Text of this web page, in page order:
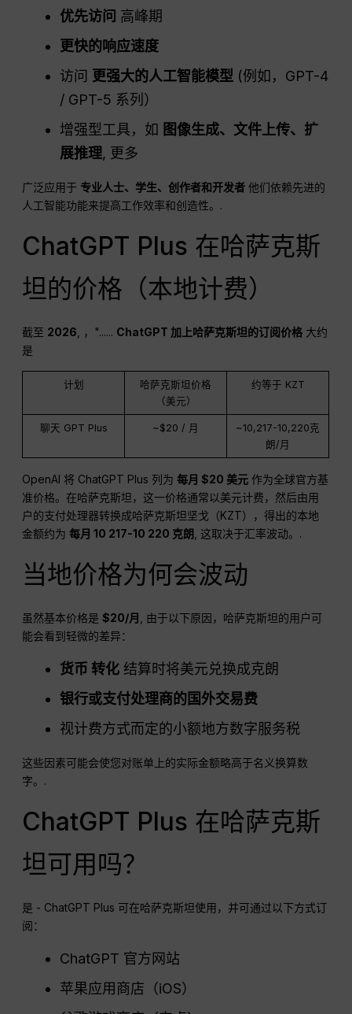
优先访问 高峰期
更快的响应速度
访问 更强大的人工智能模型 (例如，GPT-4
/ GPT-5 系列）
增强型工具，如 图像生成、文件上传、扩
展推理, 更多
广泛应用于 专业人士、学生、创作者和开发者 他们依赖先进的
人工智能功能来提高工作效率和创造性。.
ChatGPT Plus 在哈萨克斯
坦的价格（本地计费）
截至 2026 , ，"...... ChatGPT 加上哈萨克斯坦的订阅价格 大约
是
计划
哈萨克斯坦价格
（美元）
约等于 KZT
聊天 GPT Plus ~$20 / 月
~10,217-10,220克
朗/月
OpenAI 将 ChatGPT Plus 列为每月 $20 美元 作为全球官方基
准价格。在哈萨克斯坦，这一价格通常以美元计费，然后由用
户的支付处理器转换成哈萨克斯坦坚戈（KZT），得出的本地
金额约为每月 10 217-10 220 克朗 , 这取决于汇率波动。.
当地价格为何会波动
虽然基本价格是$20/月
, 由于以下原因，哈萨克斯坦的用户可
能会看到轻微的差异：
货币 转化 结算时将美元兑换成克朗
银行或支付处理商的国外交易费
视计费方式而定的小额地方数字服务税
这些因素可能会使您对账单上的实际金额略高于名义换算数
字。.
ChatGPT Plus 在哈萨克斯
坦可用吗？
是 - ChatGPT Plus 可在哈萨克斯坦使用，并可通过以下方式订
阅：
ChatGPT 官方网站
苹果应用商店（iOS）